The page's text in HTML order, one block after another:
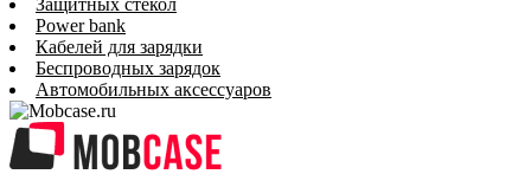
Power bank
Кабелей для зарядки
Беспроводных зарядок
Автомобильных аксессуаров